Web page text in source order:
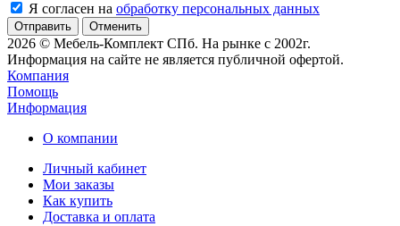
Я согласен на обработку персональных данных
Отменить
2026 © Мебель-Комплект СПб. На рынке с 2002г.
Информация на сайте не является публичной офертой.
Компания
Помощь
Информация
О компании
Личный кабинет
Мои заказы
Как купить
Доставка и оплата